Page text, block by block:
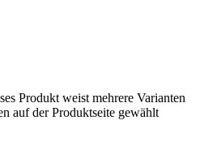
Produkt weist mehrere Varianten
auf der Produktseite gewählt